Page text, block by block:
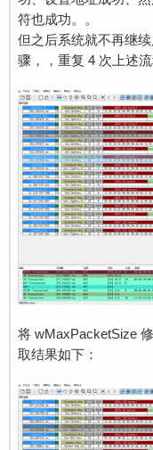
符也成功。。
但之后系统就不再继
骤，，重复 4 次上述
将 wMaxPacketSize
取结果如下：